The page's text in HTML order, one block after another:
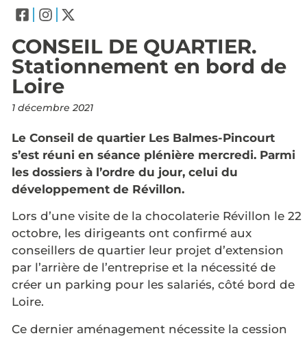
CONSEIL DE QUARTIER.
Stationnement en bord de
Loire
1 décembre 2021
Le Conseil de quartier Les Balmes-Pincourt
s’est réuni en séance plénière mercredi. Parmi
les dossiers à l’ordre du jour, celui du
développement de Révillon.
Lors d’une visite de la chocolaterie Révillon le 22
octobre, les dirigeants ont confirmé aux
conseillers de quartier leur projet d’extension
par l’arrière de l’entreprise et la nécessité de
créer un parking pour les salariés, côté bord de
Loire.
Ce dernier aménagement nécessite la cession